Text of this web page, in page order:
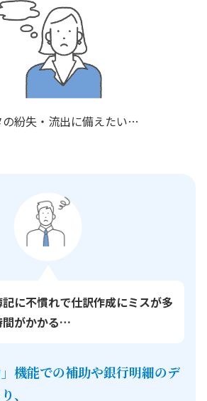
紛失・流出に備えたい…
に不慣れで仕訳作成にミスが多
間がかかる…
」機能での補助や銀行明細のデ
、